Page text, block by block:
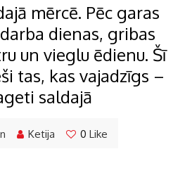
mērcē. Pēc garas
dienas, gribas
un vieglu ēdienu. Šī
tas, kas vajadzīgs –
saldajā
Ketija 0 Like